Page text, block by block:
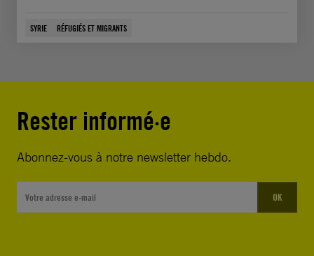
SYRIE RÉFUGIÉS ET MIGRANTS
Rester informé·e
Abonnez-vous à notre newsletter hebdo.
OK